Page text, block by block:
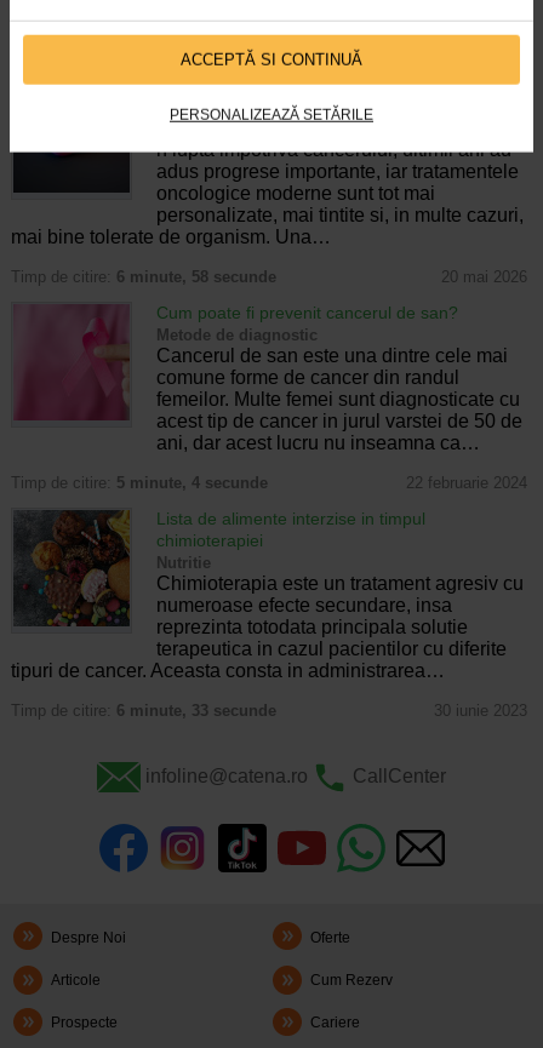
ACCEPTĂ SI CONTINUĂ
PERSONALIZEAZĂ SETĂRILE
6 minute, 1 secunda
Imunoterapia anticanceroasa: cum functioneaza,
tipuri si ce sperante ofera pacientilor cu cancer
n lupta impotriva cancerului, ultimii ani au
adus progrese importante, iar tratamentele
oncologice moderne sunt tot mai
personalizate, mai tintite si, in multe cazuri,
mai bine tolerate de organism. Una…
Timp de citire: 6 minute, 58 secunde 20 mai 2026
Cum poate fi prevenit cancerul de san?
Metode de diagnostic
Cancerul de san este una dintre cele mai
comune forme de cancer din randul
femeilor. Multe femei sunt diagnosticate cu
acest tip de cancer in jurul varstei de 50 de
ani, dar acest lucru nu inseamna ca…
Timp de citire: 5 minute, 4 secunde 22 februarie 2024
Lista de alimente interzise in timpul
chimioterapiei
Nutritie
Chimioterapia este un tratament agresiv cu
numeroase efecte secundare, insa
reprezinta totodata principala solutie
terapeutica in cazul pacientilor cu diferite
tipuri de cancer. Aceasta consta in administrarea…
Timp de citire: 6 minute, 33 secunde 30 iunie 2023
infoline@catena.ro CallCenter
Despre Noi Oferte
Articole Cum Rezerv
Prospecte Cariere